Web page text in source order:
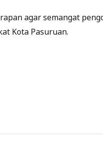
agar semangat
Kota Pasuruan.